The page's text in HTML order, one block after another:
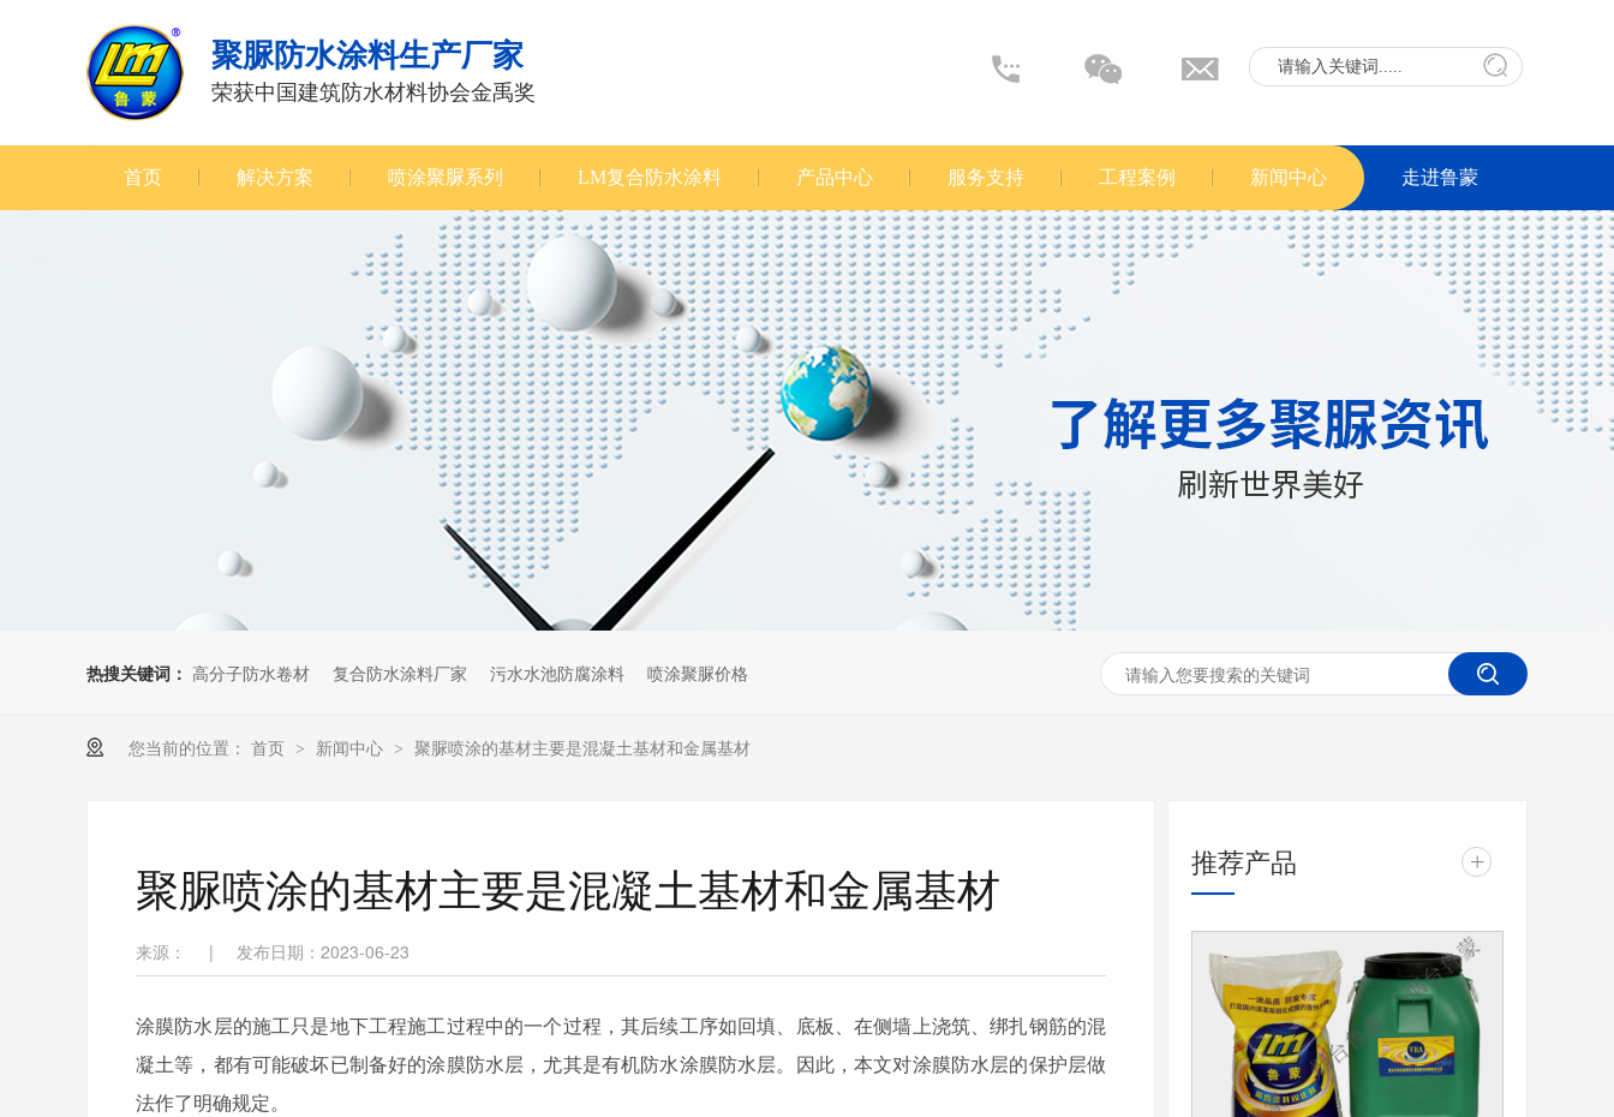
聚脲防水涂料生产厂家
荣获中国建筑防水材料协会金禹奖
首页 解决方案 喷涂聚脲系列 LM复合防水涂料 产品中心 服务支持 工程案例 新闻中心 走进鲁蒙
热搜关键词： 高分子防水卷材 复合防水涂料厂家 污水水池防腐涂料 喷涂聚脲价格
您当前的位置： 首页 > 新闻中心 > 聚脲喷涂的基材主要是混凝土基材和金属基材
聚脲喷涂的基材主要是混凝土基材和金属基材
来源： | 发布日期：2023-06-23
涂膜防水层的施工只是地下工程施工过程中的一个过程，其后续工序如回填、底板、在侧墙上浇筑、绑扎钢筋的混
凝土等，都有可能破坏已制备好的涂膜防水层，尤其是有机防水涂膜防水层。因此，本文对涂膜防水层的保护层做
法作了明确规定。
推荐产品 +